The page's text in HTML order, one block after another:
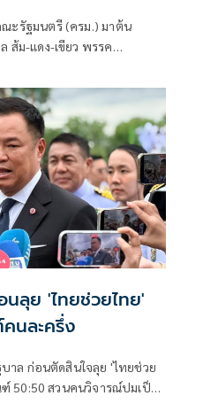
ะรัฐมนตรี (ครม.) มาต้น
ส้ม-แดง-เขียว พรรค
นลุย 'ไทยช่วยไทย'
นละครึ่ง
บาล ก่อนตัดสินใจลุย 'ไทยช่วย
50:50 สวนคนวิจารณ์ปมเป็น